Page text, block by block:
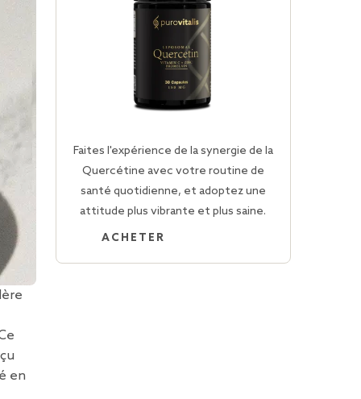
en
Faites l'expérience de la synergie de la
Quercétine avec votre routine de
santé quotidienne, et adoptez une
attitude plus vibrante et plus saine.
ACHETER